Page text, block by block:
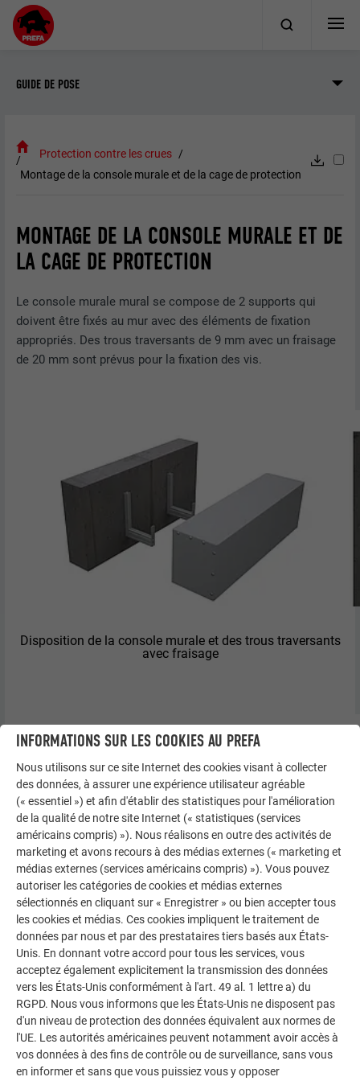
GUIDE DE POSE
Protection contre les crues
Montage de la console murale et de la cage de protection
MONTAGE DE LA CONSOLE MURALE ET DE
LA CAGE DE PROTECTION
Le console murale mural se compose de 2 supports qui
doivent être fixés au mur avec des éléments de fixation
appropriés. Des trous traversants de 9 mm avec un fraisage
de 20 mm sont prévus pour la fixation des vis.
Disposition de la console murale et des trous traversants
avec fraisage
Assemblage de la cage de protection composée de
2 éléments latéraux, des éléments principaux (largeur de
440 mm), matériel de montage inclus
INFORMATIONS SUR LES COOKIES AU PREFA
Nous utilisons sur ce site Internet des cookies visant à collecter
des données, à assurer une expérience utilisateur agréable
(« essentiel ») et afin d'établir des statistiques pour l'amélioration
de la qualité de notre site Internet (« statistiques (services
américains compris) »). Nous réalisons en outre des activités de
marketing et avons recours à des médias externes (« marketing et
médias externes (services américains compris) »). Vous pouvez
autoriser les catégories de cookies et médias externes
sélectionnés en cliquant sur « Enregistrer » ou bien accepter tous
les cookies et médias. Ces cookies impliquent le traitement de
données par nous et par des prestataires tiers basés aux États-
Unis. En donnant votre accord pour tous les services, vous
acceptez également explicitement la transmission des données
vers les États-Unis conformément à l'art. 49 al. 1 lettre a) du
RGPD. Nous vous informons que les États-Unis ne disposent pas
d'un niveau de protection des données équivalent aux normes de
l'UE. Les autorités américaines peuvent notamment avoir accès à
vos données à des fins de contrôle ou de surveillance, sans vous
en informer et sans que vous puissiez vous y opposer